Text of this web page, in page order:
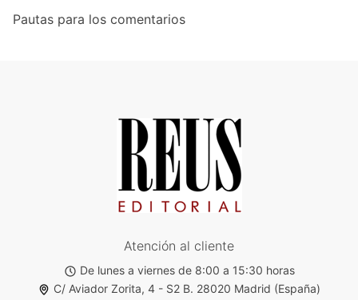
Pautas para los comentarios
Atención al cliente
De lunes a viernes de 8:00 a 15:30 horas
C/ Aviador Zorita, 4 - S2 B. 28020 Madrid (España)